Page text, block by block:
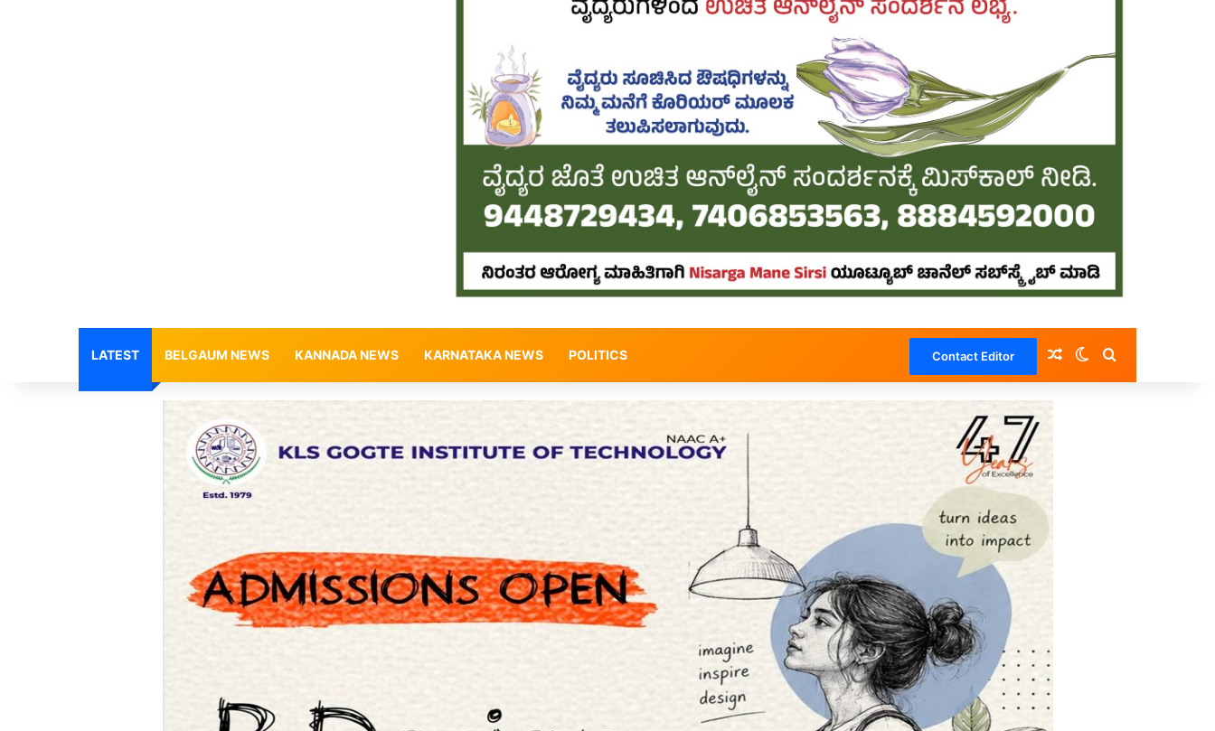
LATEST BELGAUM NEWS KANNADA NEWS KARNATAKA NEWS POLITICS Contact Editor Random Article
Switch skin
Search for